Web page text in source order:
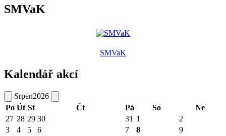
SMVaK
SMVaK
Kalendář akcí
Srpen2026
Po Út St Čt Pá So
Ne
27 28 29 30 31 1
2
3
4 5 6 7 8 9